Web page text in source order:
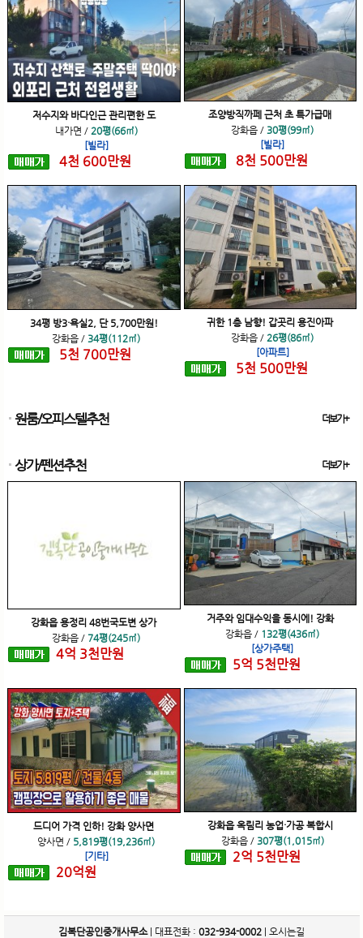
저수지와 바다인근 관리편한 도
내가면 / 20평(66㎡)
[빌라]
4천 600만원
조양방직까페 근처 초 특가급매
강화읍 / 30평(99㎡)
[빌라]
8천 500만원
34평 방3·욕실2, 단 5,700만원!
강화읍 / 34평(112㎡)
5천 700만원
귀한 1층 남향! 갑곳리 용진아파
강화읍 / 26평(86㎡)
[아파트]
5천 500만원
원룸/오피스텔추천 더보기+
상가/펜션추천 더보기+
강화읍 용정리 48번국도변 상가
강화읍 / 74평(245㎡)
4억 3천만원
거주와 임대수익을 동시에! 강화
강화읍 / 132평(436㎡)
[상가주택]
5억 5천만원
드디어 가격 인하! 강화 양사면
양사면 / 5,819평(19,236㎡)
[기타]
20억원
강화읍 옥림리 농업·가공 복합시
강화읍/ 307평(1,015㎡)
2억 5천만원
김복단공인중개사무소| 대표전화 : 032-934-0002 오시는길